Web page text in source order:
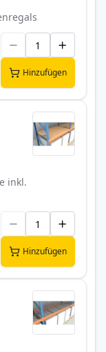
Hinzufügen
inkl.
Hinzufügen